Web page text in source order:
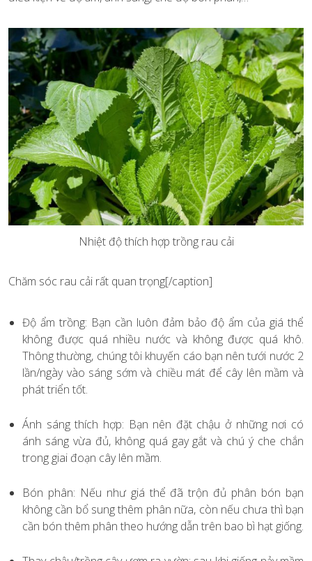
Nhiệt độ thích hợp trồng rau cải
Chăm sóc rau cải rất quan trọng[/caption]
Độ ẩm trồng: Bạn cần luôn đảm bảo độ ẩm của giá thể
không được quá nhiều nước và không được quá khô.
Thông thường, chúng tôi khuyến cáo bạn nên tưới nước 2
lần/ngày vào sáng sớm và chiều mát để cây lên mầm và
phát triển tốt.
Ánh sáng thích hợp: Bạn nên đặt chậu ở những nơi có
ánh sáng vừa đủ, không quá gay gắt và chú ý che chắn
trong giai đoạn cây lên mầm.
Bón phân: Nếu như giá thể đã trộn đủ phân bón bạn
không cần bổ sung thêm phân nữa, còn nếu chưa thì bạn
cần bón thêm phân theo hướng dẫn trên bao bì hạt giống.